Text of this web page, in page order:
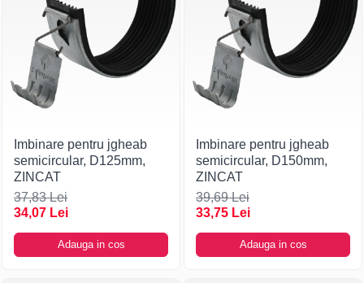
Imbinare pentru jgheab
semicircular, D125mm,
ZINCAT
37,83 Lei
34,07 Lei
Adauga in cos
Imbinare pentru jgheab
semicircular, D150mm,
ZINCAT
39,69 Lei
33,75 Lei
Adauga in cos